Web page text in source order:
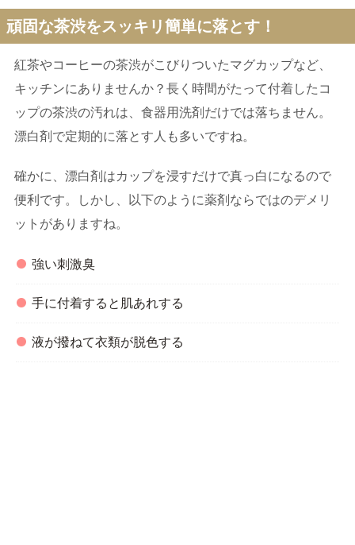
頑固な茶渋をスッキリ簡単に落とす！
紅茶やコーヒーの茶渋がこびりついたマグカップなど、
キッチンにありませんか？長く時間がたって付着したコ
ップの茶渋の汚れは、食器用洗剤だけでは落ちません。
漂白剤で定期的に落とす人も多いですね。
確かに、漂白剤はカップを浸すだけで真っ白になるので
便利です。しかし、以下のように薬剤ならではのデメリ
ットがありますね。
強い刺激臭
手に付着すると肌あれする
液が撥ねて衣類が脱色する